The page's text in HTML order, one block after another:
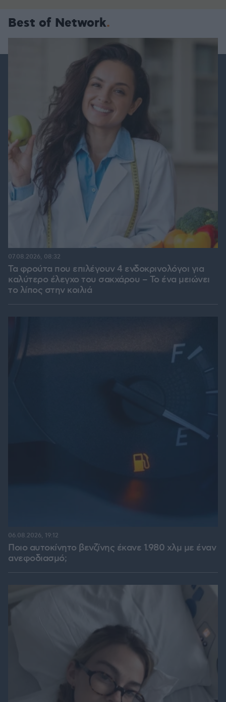
Best of Network
Τα φρούτα που επιλέγουν 4 ενδοκρινολόγοι για
καλύτερο έλεγχο του σακχάρου – Το ένα μειώνει
το λίπος στην κοιλιά
07.08.2026, 08:32
Ποιο αυτοκίνητο βενζίνης έκανε 1.980 χλμ με έναν
ανεφοδιασμό;
06.08.2026, 19:12